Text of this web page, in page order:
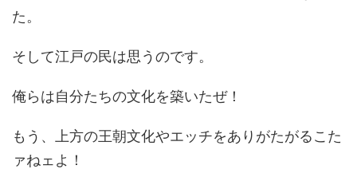
た。
そして江戸の民は思うのです。
俺らは自分たちの文化を築いたぜ！
もう、上方の王朝文化やエッチをありがたがるこた
ァねェよ！